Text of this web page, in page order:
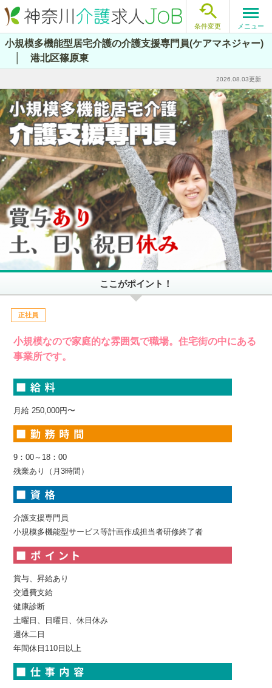

条件変更 メニュー
小規模多機能型居宅介護の介護支援専門員(ケアマネジャー)
│ 港北区篠原東
2026.08.03更新
ここがポイント！
正社員
小規模なので家庭的な雰囲気で職場。住宅街の中にある
事業所です。
月給 250,000円〜
9：00～18：00
残業あり（月3時間）
介護支援専門員
小規模多機能型サービス等計画作成担当者研修終了者
賞与、昇給あり
交通費支給
健康診断
土曜日、日曜日、休日休み
週休二日
年間休日110日以上